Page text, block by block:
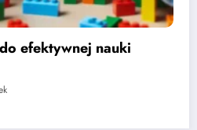
u dzieci i jak je